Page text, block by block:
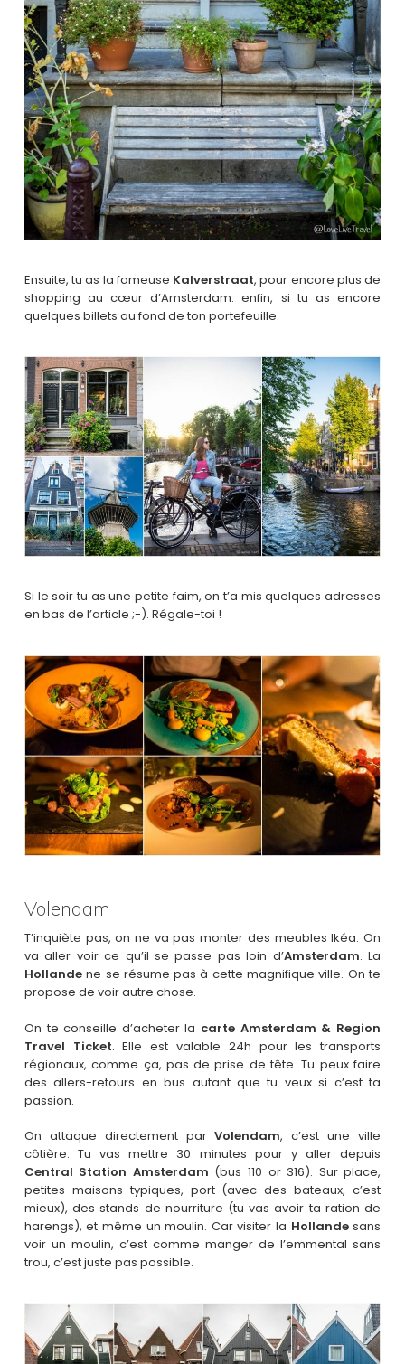
Ensuite, tu as la fameuse Kalverstraat, pour encore plus de
shopping au cœur d’Amsterdam. enfin, si tu as encore
quelques billets au fond de ton portefeuille.
Si le soir tu as une petite faim, on t’a mis quelques adresses
en bas de l’article ;-). Régale-toi !
Volendam
T’inquiète pas, on ne va pas monter des meubles Ikéa. On
va aller voir ce qu’il se passe pas loin d’Amsterdam. La
Hollandene se résume pas à cette magnifique ville. On te
propose de voir autre chose.
On te conseille d’acheter la carte Amsterdam & Region
Travel Ticket. Elle est valable 24h pour les transports
régionaux, comme ça, pas de prise de tête. Tu peux faire
des allers-retours en bus autant que tu veux si c’est ta
passion.
On attaque directement parVolendam, c’est une ville
côtière. Tu vas mettre 30 minutes pour y aller depuis
Central Station Amsterdam (bus 110 or 316). Sur place,
petites maisons typiques, port (avec des bateaux, c’est
mieux), des stands de nourriture (tu vas avoir ta ration de
harengs), et même un moulin. Car visiter la Hollandesans
voir un moulin, c’est comme manger de l’emmental sans
trou, c’est juste pas possible.